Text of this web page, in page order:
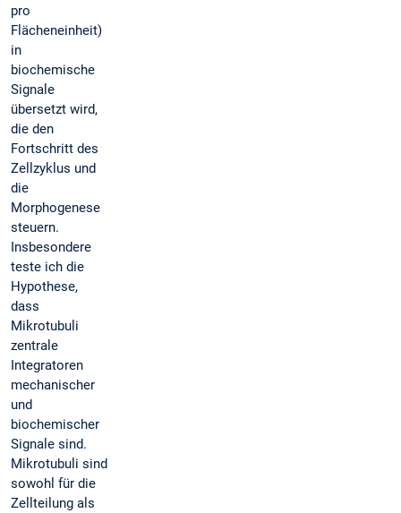
pro
Flächeneinheit)
in
biochemische
Signale
übersetzt wird,
die den
Fortschritt des
Zellzyklus und
die
Morphogenese
steuern.
Insbesondere
teste ich die
Hypothese,
dass
Mikrotubuli
zentrale
Integratoren
mechanischer
und
biochemischer
Signale sind.
Mikrotubuli sind
sowohl für die
Zellteilung als